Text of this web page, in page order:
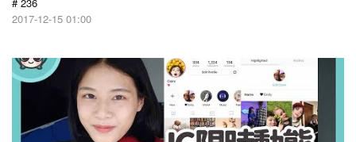
2017-12-15 01:00